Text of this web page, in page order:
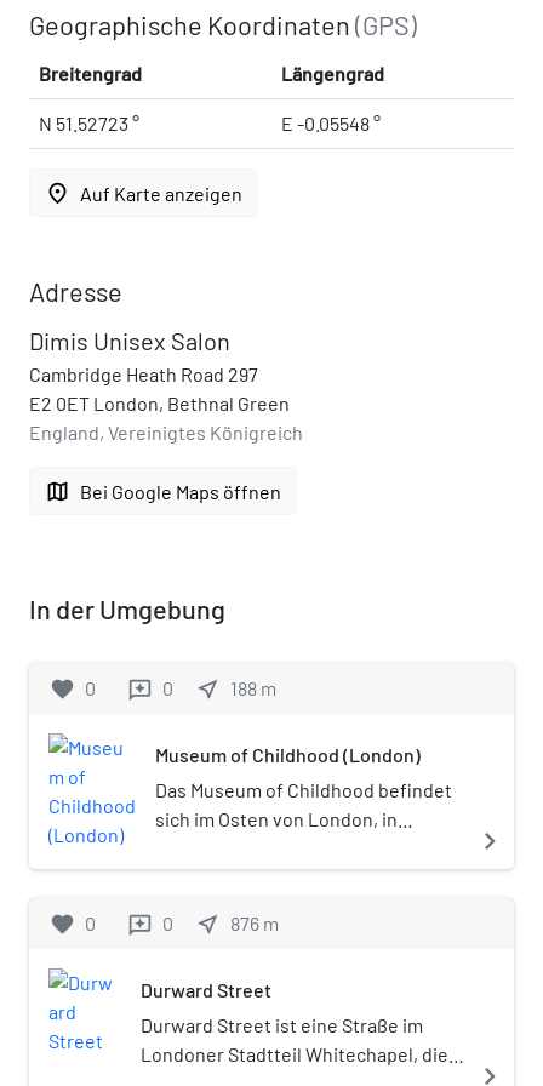
Geographische Koordinaten(GPS)
Breitengrad Längengrad
N 51.52723 ° E -0.05548 °
place Auf Karte anzeigen
Adresse
Dimis Unisex Salon
Cambridge Heath Road 297
E2 0ET London, Bethnal Green
England, Vereinigtes Königreich
map Bei Google Maps öffnen
In der Umgebung
favorite 0 reviews 0 near_me 188 m
Museum of Childhood (London)
Das Museum of Childhood befindet
sich im Osten von London, in
Sammlung des Victoria and Albert
Gegenwärtiger Direktor der
navigate_next
favorite 0 reviews 0 near_me 876 m
Durward Street
Durward Street ist eine Straße im
Londoner Stadtteil Whitechapel, die
navigate_next